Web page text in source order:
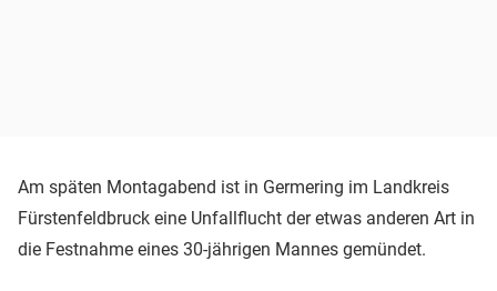
Am späten Montagabend ist in Germering im Landkreis
Fürstenfeldbruck eine Unfallflucht der etwas anderen Art in
die Festnahme eines 30-jährigen Mannes gemündet.